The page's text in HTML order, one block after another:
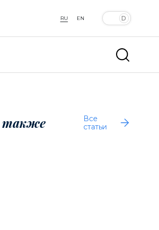
RU EN
также
Все
статьи